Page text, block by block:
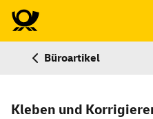
Büroartikel
Kleben und